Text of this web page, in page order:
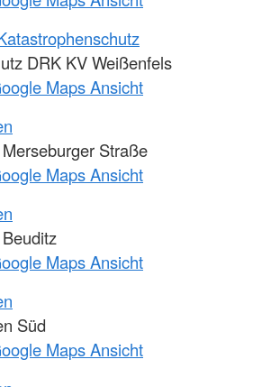
DRK KV Weißenfels
Maps Ansicht
Straße
Maps Ansicht
Maps Ansicht
Süd
Maps Ansicht